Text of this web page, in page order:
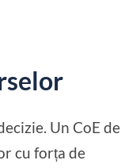
Un CoE de
cu forța de